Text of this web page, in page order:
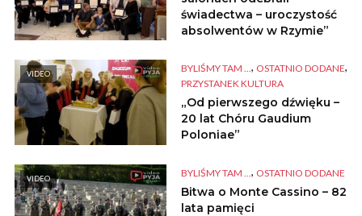
świadectwa – uroczystość
absolwentów w Rzymie”
VIDEO
BYLIŚMY TAM ... , OSTATNIO DODANE,
PRZYSTANEK KULTURA
„Od pierwszego dźwięku –
20 lat Chóru Gaudium
Poloniae”
VIDEO
BYLIŚMY TAM ... , OSTATNIO DODANE
Bitwa o Monte Cassino – 82
lata pamięci